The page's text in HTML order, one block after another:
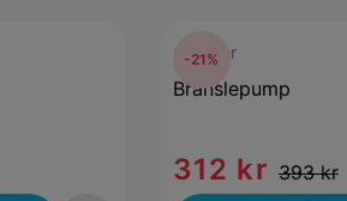
mekster
Bränslepump
312 kr 393 kr
-21%